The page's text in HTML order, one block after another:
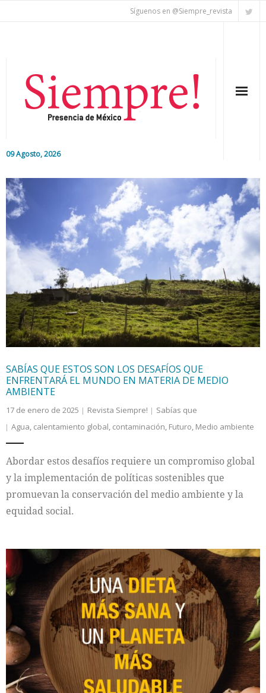
Síguenos en @Siempre_revista
09 Agosto, 2026
Editorial
Nacional
Colaboradores
Internacional
Cultura
SABÍAS QUE ESTOS SON LOS DESAFÍOS QUE
ENFRENTARÁ EL MUNDO EN MATERIA DE MEDIO
AMBIENTE
17 de enero de 2025 Revista Siempre!
Sabías que
Agua, calentamiento global, contaminación, Futuro, Medio ambiente
Abordar estos desafíos requiere un compromiso global
y la implementación de políticas sostenibles que
promuevan la conservación del medio ambiente y la
equidad social.